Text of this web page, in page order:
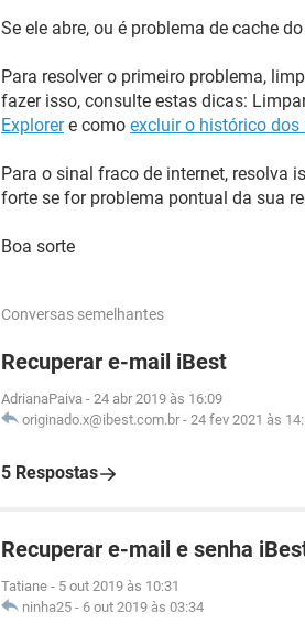
Se ele abre, ou é problema de cache
Para resolver o primeiro problema,
fazer isso, consulte estas dicas:
Explorere como excluir o histórico dos
Para o sinal fraco de internet, resolva
forte se for problema pontual da sua
Boa sorte
Conversas semelhantes
Recuperar e-mail iBest
AdrianaPaiva - 24 abr 2019 às 16:09
originado.x@ibest.com.br - 24 fev 2021 às
5 Respostas
Recuperar e-mail e senha
Tatiane - 5 out 2019 às 10:31
ninha25 - 6 out 2019 às 03:34